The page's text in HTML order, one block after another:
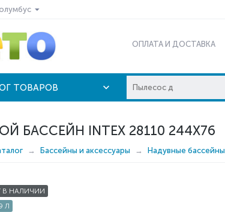
ОПЛАТА И ДОСТАВКА
ТОВАРОВ
БАССЕЙН INTEX 28110 244X76
Бассейны и аксессуары Надувные бассейны
В НАЛИЧИИ
Л